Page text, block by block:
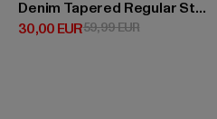
69,99 EUR
Denim Tapered Regular Straight Fit
30,00 EUR
Derzeitiger Preis: 30,00 EUR
59,99 EURAktionspreis: